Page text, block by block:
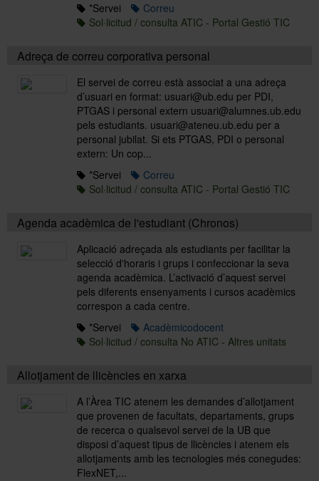
*Servei
Correu
Sol·licitud / consulta ATIC - Portal Gestió TIC
Adreça de correu corporativa personal
El servei de correu està associat a una adreça
d’usuari en format: usuari@ub.edu per PDI,
PTGAS i personal extern usuari@alumnes.ub.edu
pels estudiants. usuari@ateneu.ub.edu per a
personal jubilat. Si ets PTGAS, PDI o personal
extern: Un cop...
*Servei
Correu
Sol·licitud / consulta ATIC - Portal Gestió TIC
Agenda acadèmica de l'estudiant (Chronos)
Aplicació adreçada als estudiants per facilitar la
selecció d'horaris i grups i confeccionar la seva
agenda acadèmica. L’activació d’aquest servei
pels diferents ensenyaments i cursos acadèmics
correspon a cada centre.
*Servei
Acadèmicodocent
Sol·licitud / consulta No ATIC - Altres unitats
Allotjament de llicències en xarxa
A l’Àrea TIC atenem les demandes d’allotjament
que provenen de facultats, departaments, grups
de recerca o qualsevol servei de la UB que
disposi d’aquest tipus de llicències i atenem els
allotjaments amb les tecnologies més conegudes:
FlexNET,...